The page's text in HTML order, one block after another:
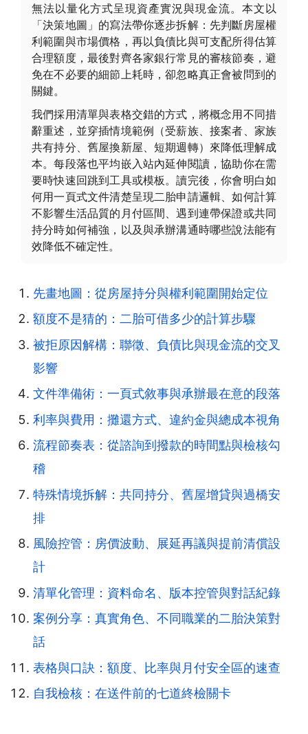
無法以量化方式呈現資產實況與現金流。本文以
「決策地圖」的寫法帶你逐步拆解：先判斷房屋權
利範圍與市場價格，再以負債比與可支配所得估算
合理額度，最後對齊各家銀行常見的審核節奏，避
免在不必要的細節上耗時，卻忽略真正會被問到的
關鍵。
我們採用清單與表格交錯的方式，將概念用不同措
辭重述，並穿插情境範例（受薪族、接案者、家族
共有持分、舊屋換新屋、短期週轉）來降低理解成
本。每段落也平均嵌入站內延伸閱讀，協助你在需
要時快速回跳到工具或模板。讀完後，你會明白如
何用一頁式文件清楚呈現二胎申請邏輯、如何計算
不影響生活品質的月付區間、遇到連帶保證或共同
持分時如何補強，以及與承辦溝通時哪些說法能有
效降低不確定性。
先畫地圖：從房屋持分與權利範圍開始定位
額度不是猜的：二胎可借多少的計算步驟
被拒原因解構：聯徵、負債比與現金流的交叉
影響
文件準備術：一頁式敘事與承辦最在意的段落
利率與費用：攤還方式、違約金與總成本視角
流程節奏表：從諮詢到撥款的時間點與檢核勾
稽
特殊情境拆解：共同持分、舊屋增貸與過橋安
排
風險控管：房價波動、展延再議與提前清償設
計
清單化管理：資料命名、版本控管與對話紀錄
案例分享：真實角色、不同職業的二胎決策對
話
表格與口訣：額度、比率與月付安全區的速查
自我檢核：在送件前的七道終檢關卡